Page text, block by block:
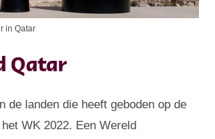
in Qatar
Qatar
de landen die heeft geboden op de
WK 2022. Een Wereld